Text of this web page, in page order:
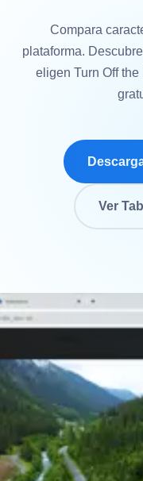
Compara
plataforma.
eligen Turn Off
Ver